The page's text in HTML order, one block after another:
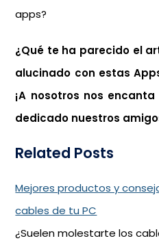
apps?
¿Qué te ha parecido el
alucinado con estas
¡A nosotros nos
dedicado nuestros
Related Posts
Mejores productos y
cables de tu PC
¿Suelen molestarte los